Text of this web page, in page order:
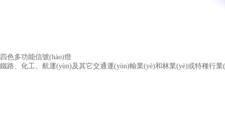
四色多功能信號(hào)燈
鐵路、化工、航運(yùn)及其它交通運(yùn)輸業(yè)和林業(yè)或特種行